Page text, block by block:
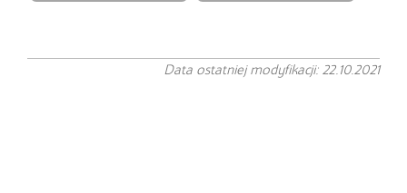
Data ostatniej modyfikacji: 22.10.2021